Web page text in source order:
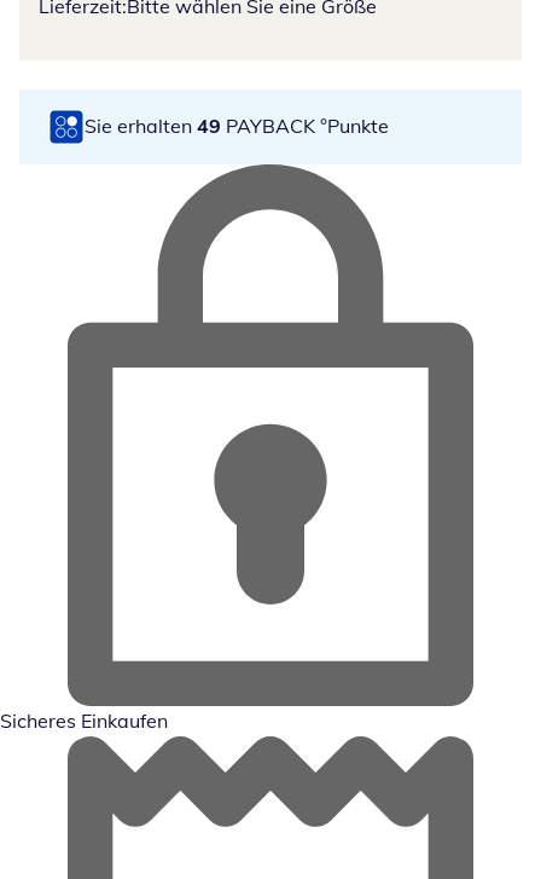
Lieferzeit:Bitte wählen Sie eine Größe
Sie erhalten 49 PAYBACK °Punkte
Sicheres Einkaufen